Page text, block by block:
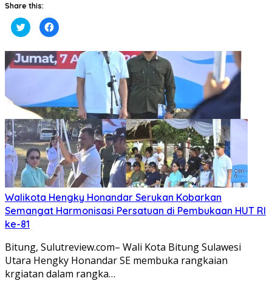
Share this:
Klik
untuk
berbagi
Twitter(Membuka
di
jendela
Klik
untuk
Facebook(Membuka
di
jendela
Walikota Hengky Honandar Serukan Kobarkan
Semangat Harmonisasi Persatuan di Pembukaan HUT RI
ke-81
Bitung, Sulutreview.com– Wali Kota Bitung Sulawesi
Utara Hengky Honandar SE membuka rangkaian
krgiatan dalam rangka…